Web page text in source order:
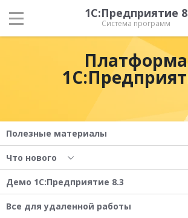
1С:Предприятие 8
Система программ
Платформа
Полезные материалы
Что нового
Демо 1С:Предприятие 8.3
Все для удаленной работы